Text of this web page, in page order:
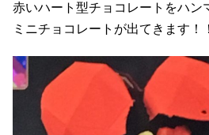
赤いハート型チョコレートをハン
ミニチョコレートが出てきます！！